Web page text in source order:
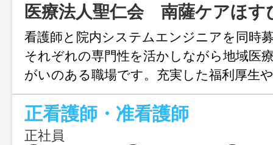
医療法人聖仁会 南薩ケアほす
看護師と院内システムエンジニアを同時
それぞれの専門性を活かしながら地域医
がいのある職場です。充実した福利厚生
え、残業も少なく働きやすい環境が整っ
した医療法人で、長く安心してキャリア
です。
正看護師・准看護師
正社員